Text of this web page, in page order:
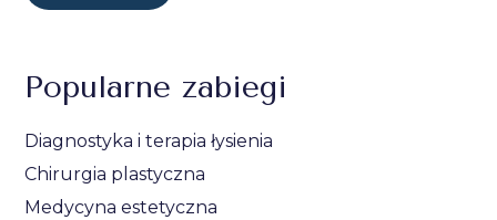
Popularne zabiegi
Diagnostyka i terapia łysienia
Chirurgia plastyczna
Medycyna estetyczna